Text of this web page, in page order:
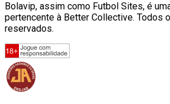
Bolavip, assim como Futbol Sites, é
pertencente à Better Collective. Todos
reservados.